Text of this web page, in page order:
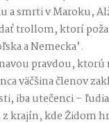
a smrti v Maroku,
trollom, ktorí
a Nemecka’.
pravdou, ktorú
väčšina členov
iba utečenci –
z krajín, kde Židom